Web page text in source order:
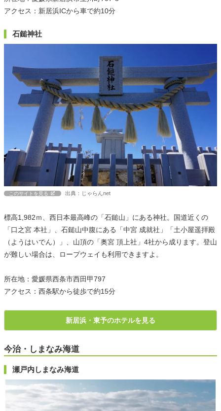
アクセス：新居浜ICから車で約10分
石鎚神社
このサイトを見る 出典：じゃらんnet
標高1,982ｍ、西日本最高峰の「石鎚山」にある神社。国道近くの
「口之宮 本社」、石鎚山中腹にある「中宮 成就社」「土小屋遥拝殿
（ようはいでん）」、山頂の「奥宮 頂上社」4社から成ります。登山
が難しい場合は、ロープウェイも利用できますよ。
所在地：愛媛県西条市西田甲797
アクセス：西条駅から徒歩で約15分
新居浜・東予のホテルを見る
今治・しまなみ海道
瀬戸内しまなみ海道